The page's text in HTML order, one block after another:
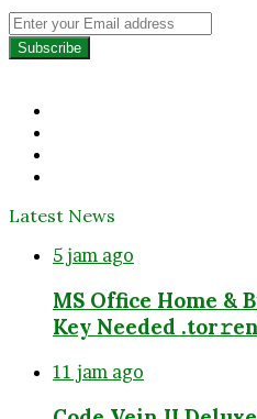
Enter
your
Email
Latest News
5 jam ago
MS Office Home &
Key Needed
11 jam ago